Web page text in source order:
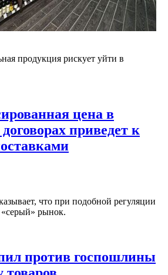
продукция рискует уйти в
цена в
приведет к
что при подобной регуляции
рынок.
против госпошлины